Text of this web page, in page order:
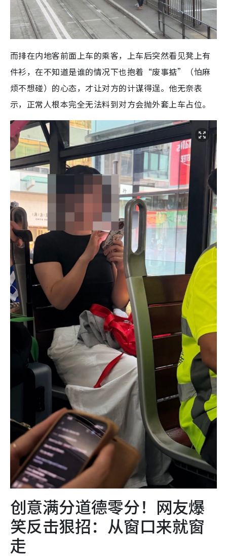
而排在内地客前面上车的乘客，上车后突然看见凳上有
件衫，在不知道是谁的情况下也抱着“废事掂”（怕麻
烦不想碰）的心态，才让对方的计谋得逞。他无奈表
示，正常人根本完全无法料到对方会抛外套上车占位。
创意满分道德零分！网友爆
笑反击狠招：从窗口来就窗
走